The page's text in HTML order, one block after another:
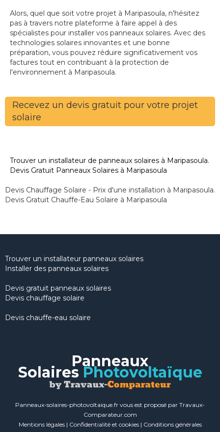
Alors, quel que soit votre projet à Maripasoula, n'hésitez
pas à travers notre plateforme à faire appel à des
spécialistes pour installer vos panneaux solaires. Avec des
technologies solaires innovantes et une bonne
préparation, vous pouvez réduire significativement vos
factures tout en contribuant à la protection de
l'environnement à Maripasoula.
Recevez un devis gratuit pour votre projet
solaire
Trouver un installateur de panneaux solaires à Maripasoula.
Devis Gratuit Panneaux Solaires à Maripasoula
Devis Chauffage Solaire - Prix d'une installation à Maripasoula.
Devis Gratuit Chauffe-Eau Solaire à Maripasoula
Trouver un installateur panneaux solaires
Installer des panneaux solaires
Devis gratuit panneaux solaires
Devis chauffage solaire
Devis chauffe-eau solaire
Panneaux
Solaires Photovoltaïque
Panneaux-solaires-photovoltaique.fr vous est proposé par Travaux-
Comparateur.com
Mentions légales| Confidentialité et cookies| Conditions générales